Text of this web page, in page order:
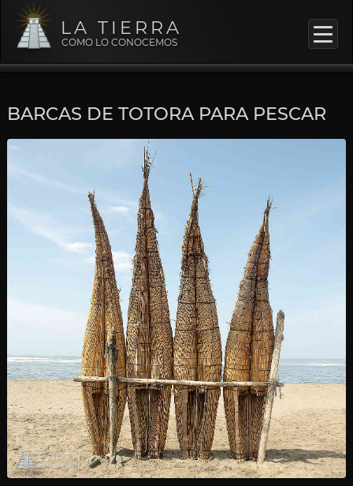
LA TIERRA
COMO LO CONOCEMOS
BARCAS DE TOTORA PARA PESCAR